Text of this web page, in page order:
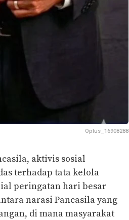
Oplus_16908288
aktivis sosial
terhadap tata kelola
peringatan hari besar
narasi Pancasila yang
di mana masyarakat